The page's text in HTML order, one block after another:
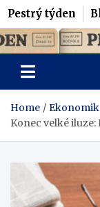
Pestrý týden
Skip
to
content
Pestrý
Home
Konec velké